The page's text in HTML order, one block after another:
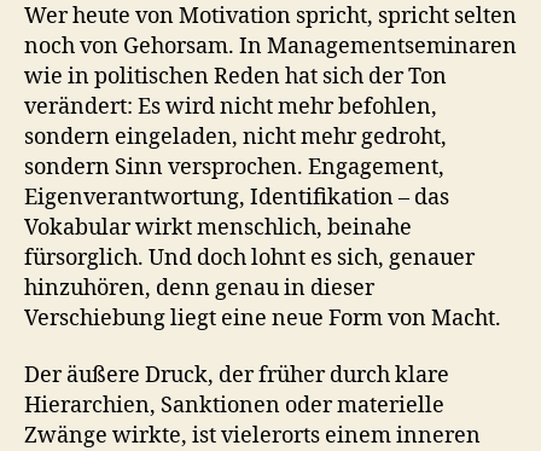
Wer heute von Motivation spricht, spricht selten
noch von Gehorsam. In Managementseminaren
wie in politischen Reden hat sich der Ton
verändert: Es wird nicht mehr befohlen,
sondern eingeladen, nicht mehr gedroht,
sondern Sinn versprochen. Engagement,
Eigenverantwortung, Identifikation – das
Vokabular wirkt menschlich, beinahe
fürsorglich. Und doch lohnt es sich, genauer
hinzuhören, denn genau in dieser
Verschiebung liegt eine neue Form von Macht.
Der äußere Druck, der früher durch klare
Hierarchien, Sanktionen oder materielle
Zwänge wirkte, ist vielerorts einem inneren